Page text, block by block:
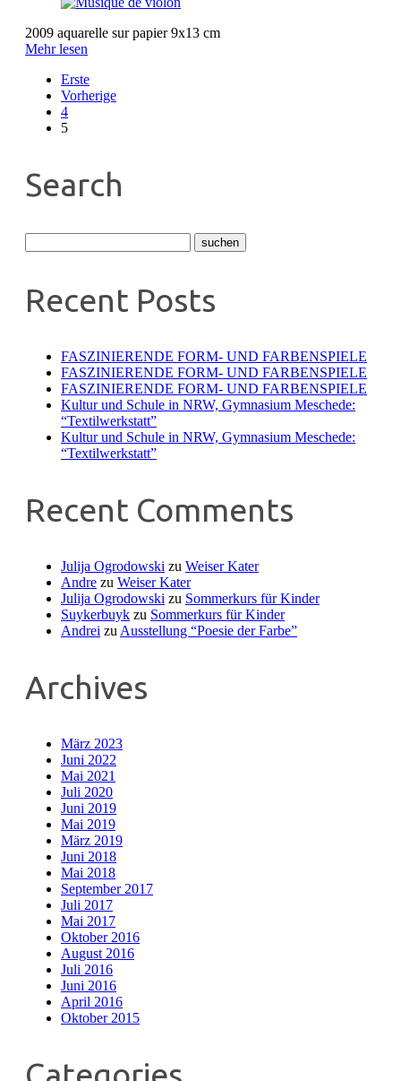
2009 aquarelle sur papier 9x13 cm
Mehr lesen
Erste
Vorherige
4
5
Search
Recent Posts
FASZINIERENDE FORM- UND FARBENSPIELE
FASZINIERENDE FORM- UND FARBENSPIELE
FASZINIERENDE FORM- UND FARBENSPIELE
Kultur und Schule in NRW, Gymnasium Meschede:
“Textilwerkstatt”
Kultur und Schule in NRW, Gymnasium Meschede:
“Textilwerkstatt”
Recent Comments
Julija Ogrodowski zu Weiser Kater
Andre zu Weiser Kater
Julija Ogrodowski zu Sommerkurs für Kinder
Suykerbuyk zu Sommerkurs für Kinder
Andrei zuAusstellung “Poesie der Farbe”
Archives
März 2023
Juni 2022
Mai 2021
Juli 2020
Juni 2019
Mai 2019
März 2019
Juni 2018
Mai 2018
September 2017
Juli 2017
Mai 2017
Oktober 2016
August 2016
Juli 2016
Juni 2016
April 2016
Oktober 2015